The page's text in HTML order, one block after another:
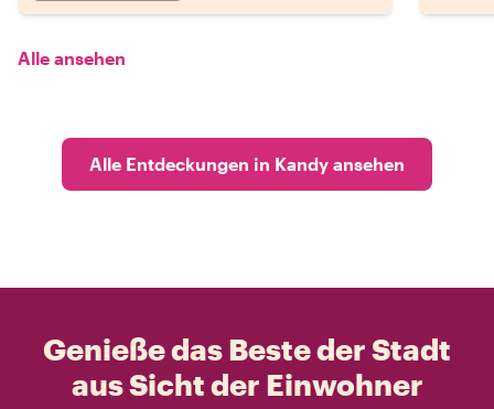
Alle ansehen
Alle Entdeckungen in Kandy ansehen
Genieße das Beste der Stadt
aus Sicht der Einwohner